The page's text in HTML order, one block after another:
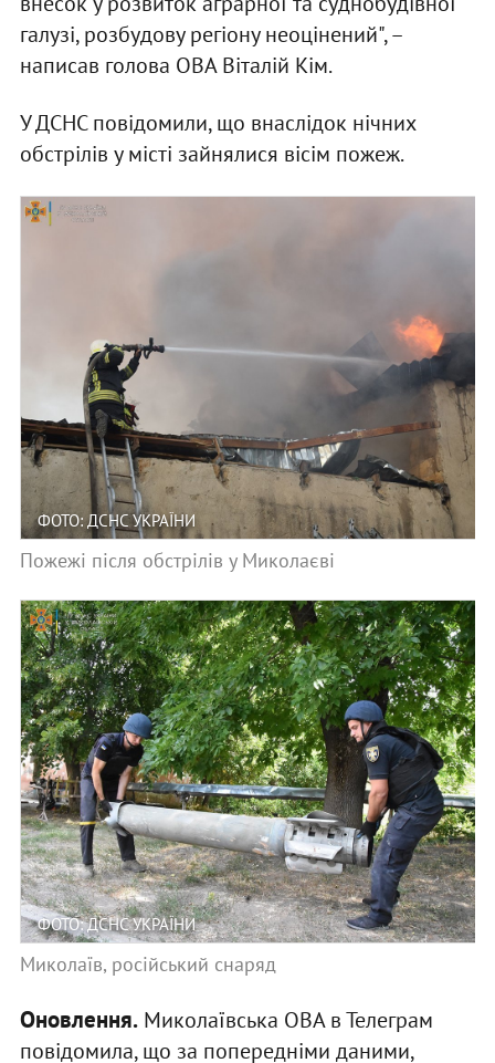
галузі, розбудову регіону неоцінений", –
написав голова ОВА Віталій Кім.
У ДСНС повідомили, що внаслідок нічних
обстрілів у місті зайнялися вісім пожеж.
ФОТО: ДСНС УКРАЇНИ
Пожежі після обстрілів у Миколаєві
ФОТО: ДСНС УКРАЇНИ
Миколаїв, російський снаряд
Оновлення.Миколаївська ОВА в Телеграм
повідомила, що за попередніми даними,